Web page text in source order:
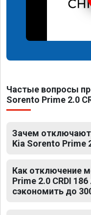
Частые вопросы
Sorento Prime 2.0
Зачем отключают
Kia Sorento Prime
Как отключение
Prime 2.0 CRDI
сэкономить до